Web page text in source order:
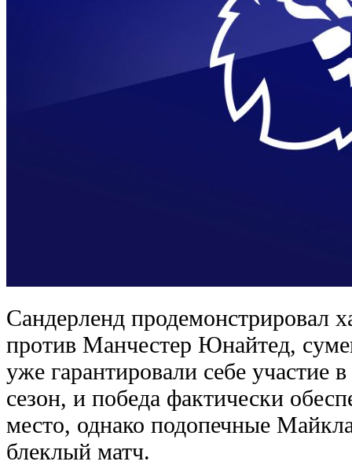
Сандерленд продемонстрировал
против Манчестер Юнайтед,
уже гарантировали себе
сезон, и победа фактически
место, однако подопечные
блеклый матч.